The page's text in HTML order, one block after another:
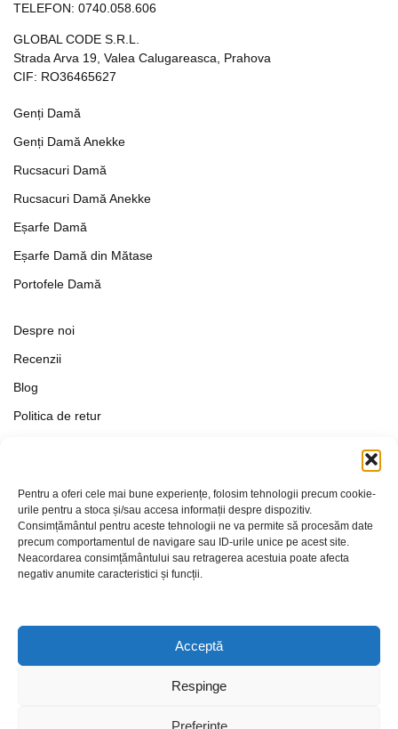
Pentru a oferi cele mai bune experiențe, folosim tehnologii precum cookie-
urile pentru a stoca și/sau accesa informații despre dispozitiv.
Consimțământul pentru aceste tehnologii ne va permite să procesăm date
precum comportamentul de navigare sau ID-urile unice pe acest site.
Neacordarea consimțământului sau retragerea acestuia poate afecta
negativ anumite caracteristici și funcții.
Acceptă
Respinge
Preferințe
TELEFON: 0740.058.606
GLOBAL CODE S.R.L.
Strada Arva 19, Valea Calugareasca, Prahova
CIF: RO36465627
Genți Damă
Genți Damă Anekke
Rucsacuri Damă
Rucsacuri Damă Anekke
Eșarfe Damă
Eșarfe Damă din Mătase
Portofele Damă
Despre noi
Recenzii
Blog
Politica de retur
Politica de Confidențialitate
Politica de cookies
Setări Cookie-uri
Contact